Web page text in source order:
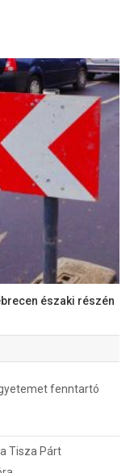
északi részén
fenntartó
Tisza Párt